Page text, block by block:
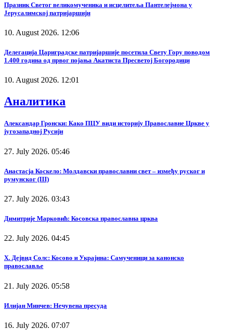
Празник Светог великомученика и исцелитеља Пантелејмона у
Јерусалимској патријаршији
10. August 2026. 12:06
Делегација Цариградске патријаршије посетила Свету Гору поводом
1.400 година од првог појања Акатиста Пресветој Богородици
10. August 2026. 12:01
Аналитика
Александар Гронски: Како ПЦУ види историју Православне Цркве у
југозападној Русији
27. July 2026. 05:46
Анастасја Коскело: Молдавски православни свет – између руског и
румунског (III)
27. July 2026. 03:43
Димитрије Марковић: Косовска православна црква
22. July 2026. 04:45
Х. Дејвид Солс: Косово и Украјина: Самученици за канонско
православље
21. July 2026. 05:58
Илијан Минчев: Нечувена пресуда
16. July 2026. 07:07